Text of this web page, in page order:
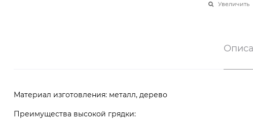
Увеличить
Материал изготовления: металл, дерево
Преимущества высокой грядки: